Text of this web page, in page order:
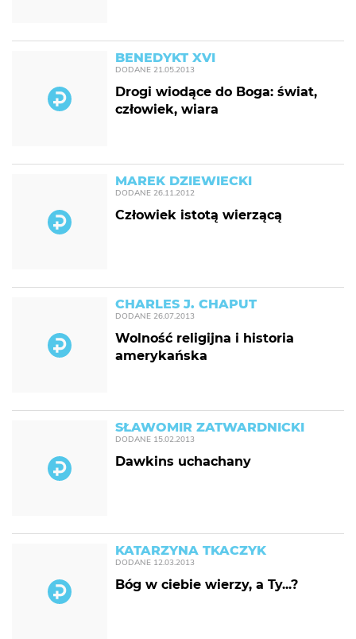
BENEDYKT XVI
DODANE 21.05.2013
Drogi wiodące do Boga: świat,
człowiek, wiara
MAREK DZIEWIECKI
DODANE 26.11.2012
Człowiek istotą wierzącą
CHARLES J. CHAPUT
DODANE 26.07.2013
Wolność religijna i historia
amerykańska
SŁAWOMIR ZATWARDNICKI
DODANE 15.02.2013
Dawkins uchachany
KATARZYNA TKACZYK
DODANE 12.03.2013
Bóg w ciebie wierzy, a Ty...?